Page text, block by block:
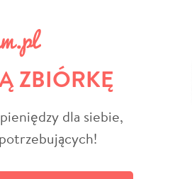
ZBIÓRKĘ
dla siebie,